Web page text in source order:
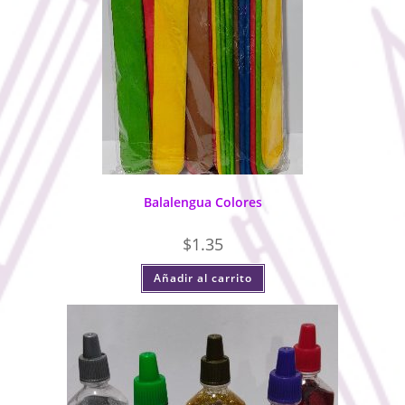
Balalengua Colores
$1.35
Añadir al carrito